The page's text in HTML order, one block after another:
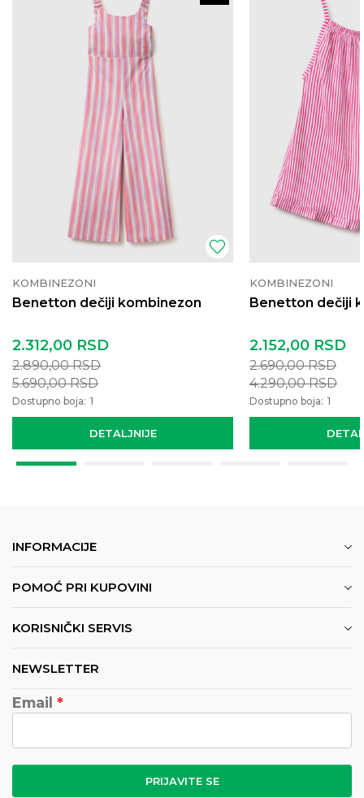
KOMBINEZONI
Benetton dečiji kombinezon
DETALJNIJE
2.312,00 RSD
2.890,00RSD
5.690,00RSD
Dostupno boja: 1
KOMBINEZONI
Benetton dečiji
2.152,00 RSD
2.690,00RSD
4.290,00RSD
Dostupno boja: 1
INFORMACIJE
POMOĆ PRI KUPOVINI
KORISNIČKI SERVIS
NEWSLETTER
Email
PRIJAVITE SE